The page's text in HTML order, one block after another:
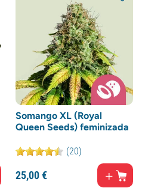
Somango XL (Royal
Queen Seeds) feminizada
(20)
25,00€